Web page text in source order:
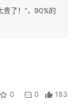
贵了！”，90%的
0 0 183